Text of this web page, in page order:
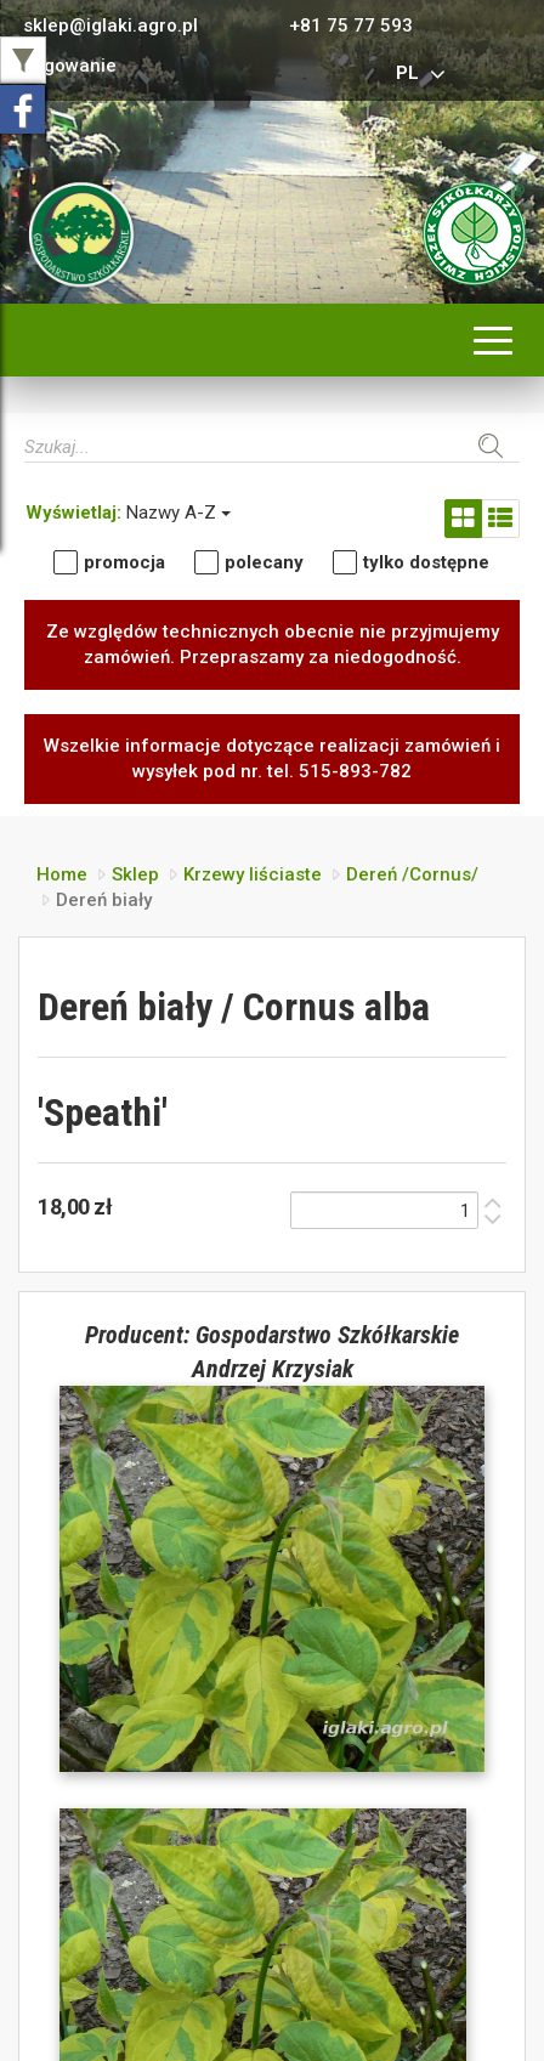
sklep@iglaki.agro.pl
+81 75 77 593
Logowanie
PL
Wyświetlaj: Nazwy A-Z
promocja polecany tylko dostępne
Ze względów technicznych obecnie nie przyjmujemy
zamówień. Przepraszamy za niedogodność.
Wszelkie informacje dotyczące realizacji zamówień i
wysyłek pod nr. tel. 515-893-782
Home Sklep Krzewy liściaste
Dereń /Cornus/
Dereń biały
Dereń biały / Cornus alba
'Speathi'
18,00 zł
Producent: Gospodarstwo Szkółkarskie
Andrzej Krzysiak